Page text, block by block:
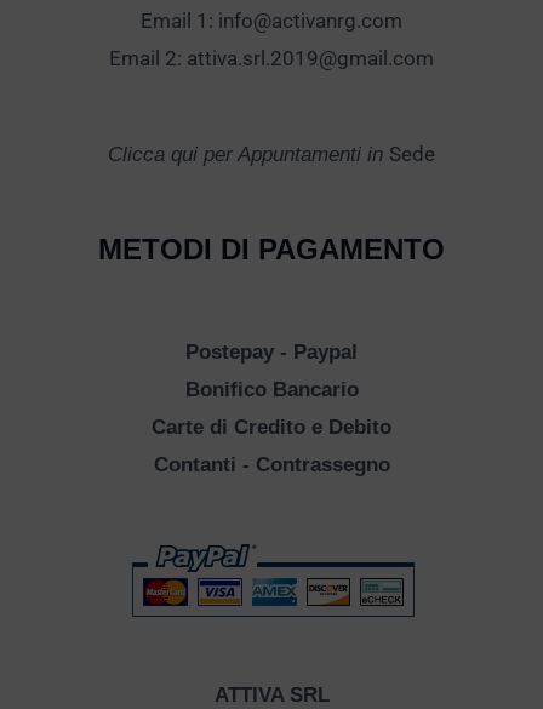
Email 1: info@activanrg.com
Email 2: attiva.srl.2019@gmail.com
Clicca qui per Appuntamenti in Sede
METODI DI PAGAMENTO
Postepay - Paypal
Bonifico Bancario
Carte di Credito e Debito
Contanti - Contrassegno
ATTIVA SRL